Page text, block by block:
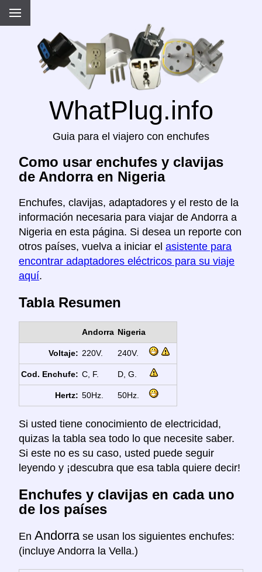
WhatPlug.info
Guia para el viajero con enchufes
Como usar enchufes y clavijas
de Andorra en Nigeria
Enchufes, clavijas, adaptadores y el resto de la
información necesaria para viajar de Andorra a
Nigeria en esta página. Si desea un reporte con
otros países, vuelva a iniciar el asistente para
encontrar adaptadores eléctricos para su viaje
aquí.
Tabla Resumen
Andorra Nigeria
Voltaje: 220V. 240V.
Cod. Enchufe: C, F. D, G.
Hertz: 50Hz. 50Hz.
Si usted tiene conocimiento de electricidad,
quizas la tabla sea todo lo que necesite saber.
Si este no es su caso, usted puede seguir
leyendo y ¡descubra que esa tabla quiere decir!
Enchufes y clavijas en cada uno
de los países
En Andorra se usan los siguientes enchufes:
(incluye Andorra la Vella.)